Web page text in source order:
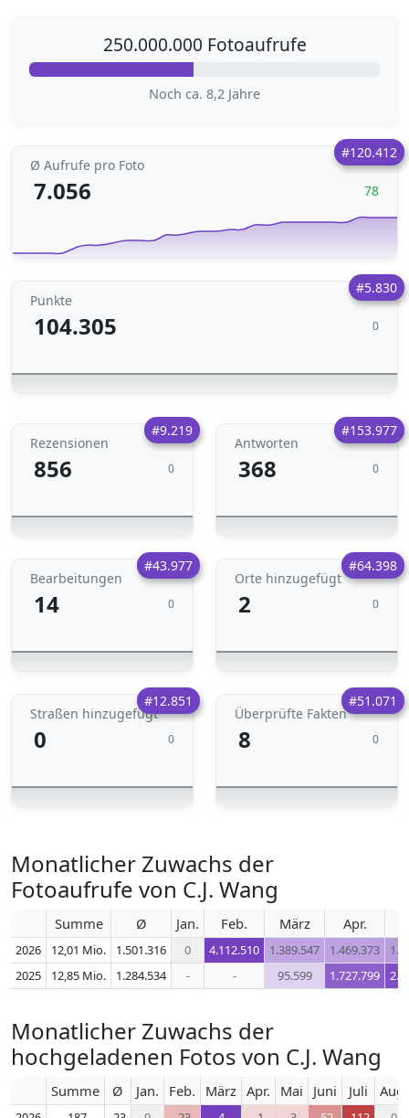
250.000.000 Fotoaufrufe
Noch ca. 8,2 Jahre
#120.412
Ø Aufrufe pro Foto
7.056 78
#5.830
Punkte
104.305 0
#9.219
Rezensionen
856 0
#153.977
Antworten
368 0
#43.977
Bearbeitungen
14 0
#64.398
Orte hinzugefügt
2 0
#12.851
Straßen hinzugefügt
0 0
#51.071
Überprüfte Fakten
8 0
Monatlicher Zuwachs der
Fotoaufrufe von C.J. Wang
Summe Ø Jan. Feb. März Apr.
2026 12,01 Mio. 1.501.316 0 4.112.510 1.389.547 1.469.373
2025
12,85 Mio. 1.284.534 - - 95.599 1.727.799
Monatlicher Zuwachs der
hochgeladenen Fotos von C.J. Wang
Summe Ø Jan. Feb. März Apr. Mai Juni Juli Aug.